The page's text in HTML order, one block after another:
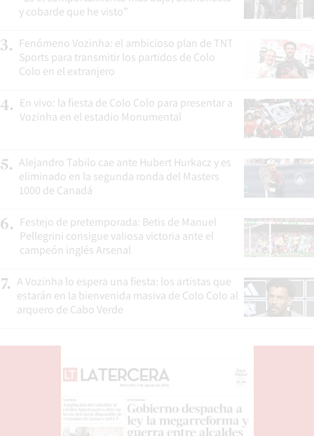
y cobarde que he visto”
3. Fenómeno Vozinha: el ambicioso plan de TNT
Sports para transmitir los partidos de Colo
Colo en el extranjero
4. En vivo: la fiesta de Colo Colo para presentar a
Vozinha en el estadio Monumental
5. Alejandro Tabilo cae ante Hubert Hurkacz y es
eliminado en la segunda ronda del Masters
1000 de Canadá
6. Festejo de pretemporada: Betis de Manuel
Pellegrini consigue valiosa victoria ante el
campeón inglés Arsenal
7. A Vozinha lo espera una fiesta: los artistas que
estarán en la bienvenida masiva de Colo Colo al
arquero de Cabo Verde